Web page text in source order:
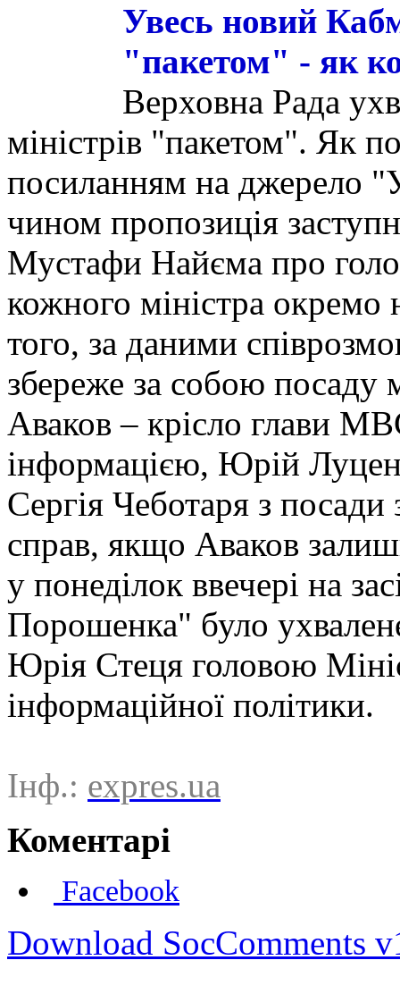
Увесь новий
"пакетом" - як
Верховна Рада
міністрів "пакетом". Як
посиланням на джерело
чином пропозиція
Мустафи Найєма про
кожного міністра окремо
того, за даними
збереже за собою посаду
Аваков – крісло глави
інформацією, Юрій
Сергія Чеботаря з посади
справ, якщо Аваков
у понеділок ввечері на
Порошенка" було
Юрія Стеця головою
інформаційної політики.
Інф.: expres.ua
Коментарі
Facebook
Download SocComments